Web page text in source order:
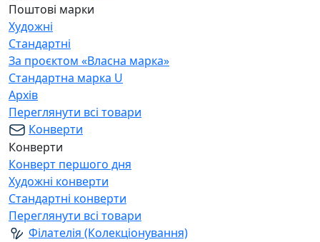
Поштові марки
Художні
Стандартні
За проєктом «Власна марка»
Стандартна марка U
Архів
Переглянути всі товари
Конверти
Конверти
Конверт першого дня
Художні конверти
Стандартні конверти
Переглянути всі товари
Філателія (Колекціонування)